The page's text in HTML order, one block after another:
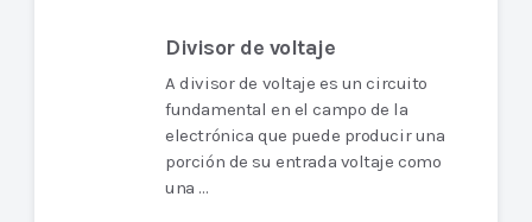
Divisor de voltaje
A divisor de voltaje es un circuito
fundamental en el campo de la
electrónica que puede producir una
porción de su entrada voltaje como
una …